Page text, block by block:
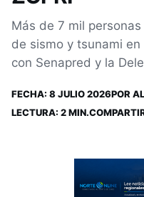
Más de 7 mil
de sismo y tsunami
con Senapred y la
FECHA: 8 JULIO 2026POR
LECTURA: 2 MIN.